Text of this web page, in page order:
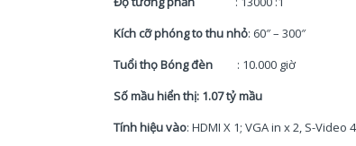
Kích cỡ phóng to thu nhỏ: 60″ – 300″
Tuổi thọ Bóng đèn : 10.000 giờ
Số mầu hiển thị: 1.07 tỷ mầu
Tính hiệu vào: HDMI X 1; VGA in x 2, S-